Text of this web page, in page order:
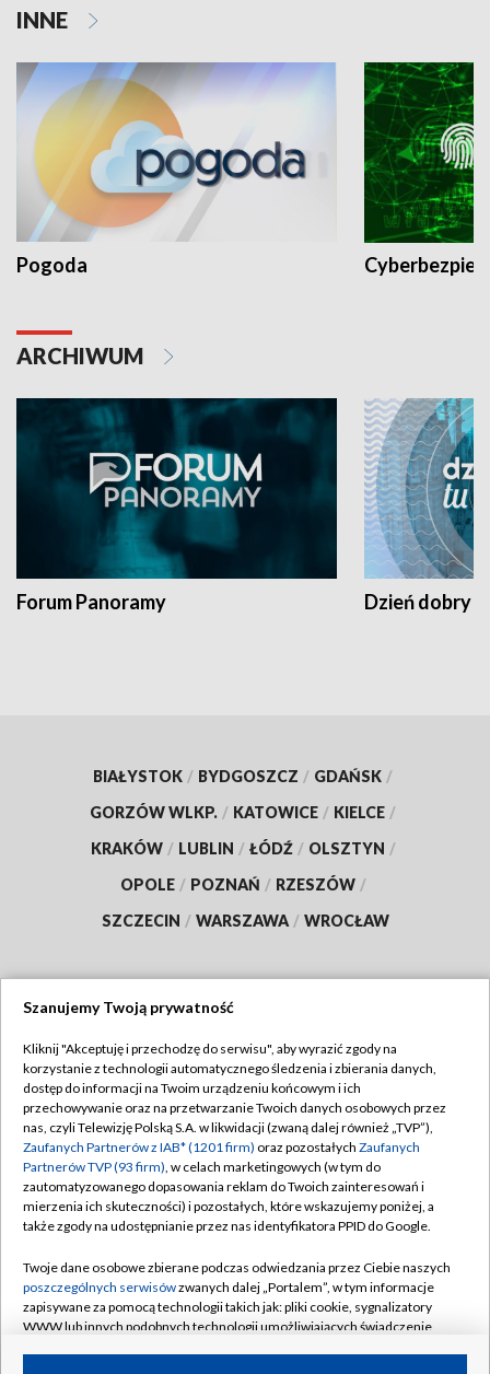
INNE
Pogoda
ARCHIWUM
Forum Panoramy Dzień dobry
BIAŁYSTOK / BYDGOSZCZ / GDAŃSK /
GORZÓW WLKP. / KATOWICE / KIELCE /
KRAKÓW / LUBLIN / ŁÓDŹ / OLSZTYN /
OPOLE / POZNAŃ / RZESZÓW /
SZCZECIN / WARSZAWA / WROCŁAW
TVP
Abonament TVP
Emisja w TVP
Centrum informacji TVP
Naziemna Telewizja Cyfrowa
Rada Programowa
System NOS
Informacje o nadawcy
Regulamin TVP
Polityka prywatności
Moje zgody
Pomoc
Kontakt
Kanały
Szanujemy Twoją prywatność
Kliknij "Akceptuję i przechodzę do serwisu", aby wyrazić zgody na
korzystanie z technologii automatycznego śledzenia i zbierania danych,
dostęp do informacji na Twoim urządzeniu końcowym i ich
przechowywanie oraz na przetwarzanie Twoich danych osobowych przez
nas, czyli Telewizję Polską S.A. w likwidacji (zwaną dalej również „TVP”),
Zaufanych Partnerów z IAB* (1201 firm) oraz pozostałych Zaufanych
Partnerów TVP (93 firm), w celach marketingowych (w tym do
zautomatyzowanego dopasowania reklam do Twoich zainteresowań i
mierzenia ich skuteczności) i pozostałych, które wskazujemy poniżej, a
także zgody na udostępnianie przez nas identyfikatora PPID do Google.
Twoje dane osobowe zbierane podczas odwiedzania przez Ciebie naszych
poszczególnych serwisówzwanych dalej „Portalem”, w tym informacje
zapisywane za pomocą technologii takich jak: pliki cookie, sygnalizatory
WWW lub innych podobnych technologii umożliwiających świadczenie